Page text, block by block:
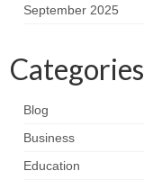
September 2025
Categories
Blog
Business
Education